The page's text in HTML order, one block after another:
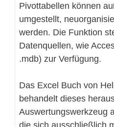
Pivottabellen können
umgestellt,
werden. Die Funktion
Datenquellen, wie
.mdb) zur Verfügung.
Das Excel Buch von
behandelt dieses
Auswertungswerkzeug
die sich ausschließlich